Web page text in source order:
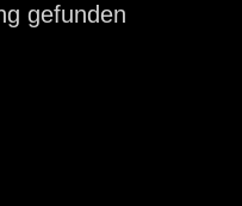
gefunden